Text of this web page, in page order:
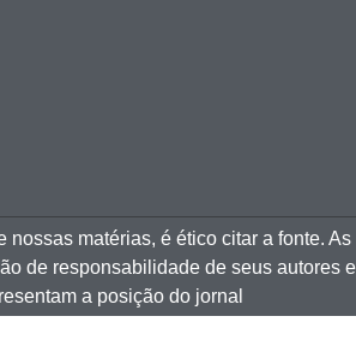
nossas matérias, é ético citar a fonte. As
de responsabilidade de seus autores e
a posição do jornal